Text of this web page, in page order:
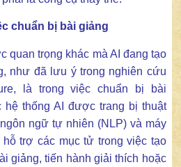
chuẩn bị bài giảng
quan trọng khác mà AI đang tạo
như đã lưu ý trong nghiên cứu
là trong việc chuẩn bị bài
hệ thống AI được trang bị thuật
ngữ tự nhiên (NLP) và máy
hỗ trợ các mục tử trong việc tạo
giảng, tiến hành giải thích hoặc